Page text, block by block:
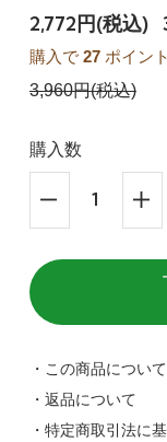
2,772円(税込)
購入で 27ポイン
3,960円(税込)
購入数
・この商品につい
・返品について
・特定商取引法に